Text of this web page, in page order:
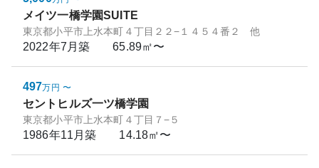
メイツ一橋学園SUITE
東京都小平市上水本町４丁目２２−１４５４番２ 他
2022年7月築 65.89㎡〜
497万円 〜
セントヒルズ一ツ橋学園
東京都小平市上水本町４丁目７−５
1986年11月築 14.18㎡〜